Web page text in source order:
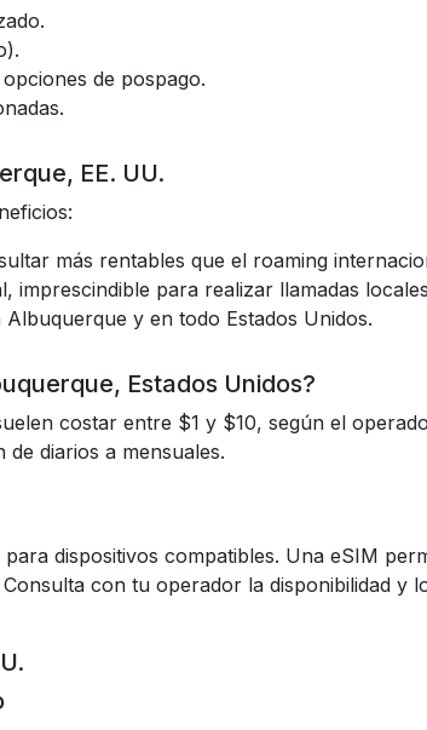
de pospago.
EE. UU.
más rentables que el roaming
imprescindible para realizar llamadas
y en todo Estados Unidos.
Estados Unidos?
costar entre $1 y $10, según el
diarios a mensuales.
dispositivos compatibles. Una eSIM
con tu operador la disponibilidad y